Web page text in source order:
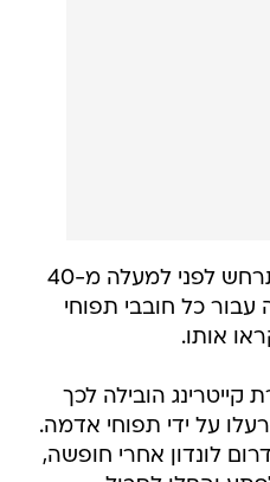
אבל סיפור די מדהים שהתרחש לפני למעלה מ-40
כל חובבי תפוחי
אותו.
חברת קייטרינג הובילה לכך
על ידי תפוחי אדמה.
לונדון אחרי חופשה,